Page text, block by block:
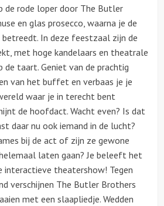
de rode loper door The Butler
en glas prosecco, waarna je de
In deze feestzaal zijn de
met hoge kandelaars en theatrale
de taart. Geniet van de prachtig
van het buffet en verbaas je je
waar je in terecht bent
de hoofdact. Wacht even? Is dat
daar nu ook iemand in de lucht?
bij de act of zijn ze gewone
laten gaan? Je beleeft het
interactieve theatershow! Tegen
verschijnen The Butler Brothers
met een slaapliedje. Wedden